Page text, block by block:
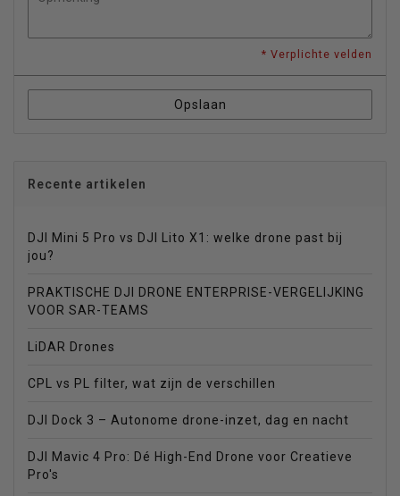
* Verplichte velden
Opslaan
Recente artikelen
DJI Mini 5 Pro vs DJI Lito X1: welke drone past bij
jou?
PRAKTISCHE DJI DRONE ENTERPRISE-VERGELIJKING
VOOR SAR-TEAMS
LiDAR Drones
CPL vs PL filter, wat zijn de verschillen
DJI Dock 3 – Autonome drone-inzet, dag en nacht
DJI Mavic 4 Pro: Dé High-End Drone voor Creatieve
Pro's